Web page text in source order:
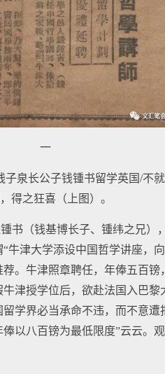
一
子泉长公子钱锺书留学英国/不
得之狂喜（上图）。
书（钱基博长子、锺纬之兄）
牛津大学添设中国哲学讲座，
。牛津照章聘任，年俸五百
津授学位后，欲赴法国入巴
学界必当承命不违，而不意
以八百镑为最低限度”云云。